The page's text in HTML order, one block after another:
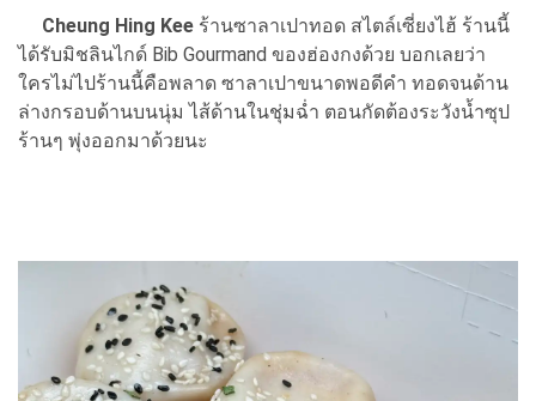
Cheung Hing Kee ร้านซาลาเปาทอด สไตล์เซี่ยงไฮ้ ร้านนี้
ได้รับมิชลินไกด์ Bib Gourmand ของฮ่องกงด้วย บอกเลยว่า
ใครไม่ไปร้านนี้คือพลาด ซาลาเปาขนาดพอดีคำ ทอดจนด้าน
ล่างกรอบด้านบนนุ่ม ไส้ด้านในชุ่มฉ่ำ ตอนกัดต้องระวังน้ำซุป
ร้านๆ พุ่งออกมาด้วยนะ